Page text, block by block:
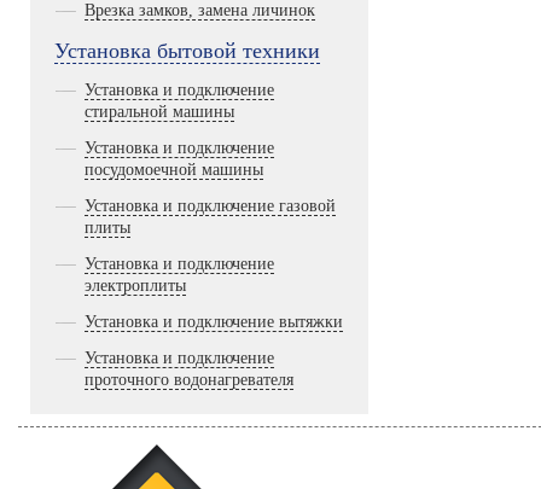
Врезка замков, замена личинок
Установка бытовой техники
Установка и подключение
стиральной машины
Установка и подключение
посудомоечной машины
Установка и подключение газовой
плиты
Установка и подключение
электроплиты
Установка и подключение вытяжки
Установка и подключение
проточного водонагревателя